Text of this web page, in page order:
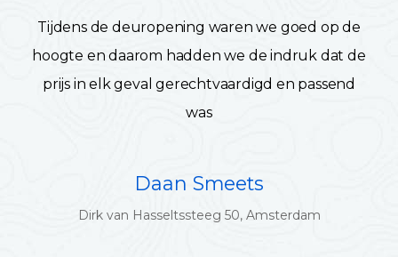
Tijdens de deuropening waren we goed op de
hoogte en daarom hadden we de indruk dat de
prijs in elk geval gerechtvaardigd en passend
was
Daan Smeets
Dirk van Hasseltssteeg 50, Amsterdam